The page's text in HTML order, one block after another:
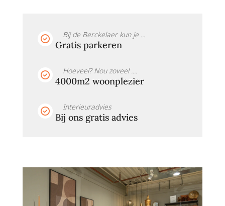
Bij de Berckelaer kun je ...
Gratis parkeren
Hoeveel? Nou zoveel ....
4000m2 woonplezier
Interieuradvies
Bij ons gratis advies